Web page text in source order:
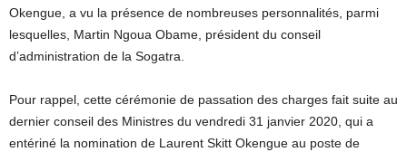
Okengue, a vu la présence de nombreuses personnalités, parmi
lesquelles, Martin Ngoua Obame, président du conseil
d’administration de la Sogatra.
Pour rappel, cette cérémonie de passation des charges fait suite au
dernier conseil des Ministres du vendredi 31 janvier 2020, qui a
entériné la nomination de Laurent Skitt Okengue au poste de